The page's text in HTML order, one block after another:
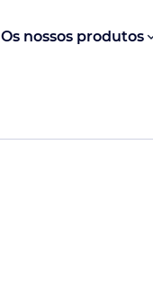
Os nossos produtos